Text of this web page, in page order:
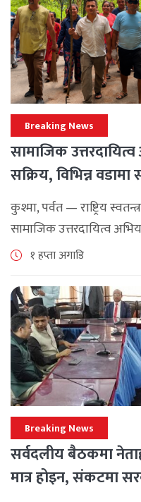
Breaking News
सामाजिक
सक्रिय, विभिन्न
कार्यक्रम
कुश्मा, पर्वत — राष्ट्रिय
सामाजिक उत्तरदायित्व
समुदाय केन्द्रित र सेवामूलक
१ हप्ता अगाडि
Breaking News
सर्वदलीय बैठकमा
मात्र होइन, संकटमा